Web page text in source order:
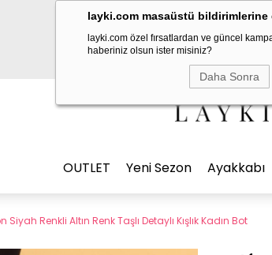
layki.com masaüstü bildirimlerine
layki.com özel fırsatlardan ve güncel
haberiniz olsun ister misiniz?
Daha Sonra
OUTLET Yeni Sezon Ayakkabı
Siyah Renkli Altın Renk Taşlı Detaylı Kışlık Kadın Bot